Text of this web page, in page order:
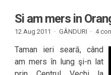
Si am mers in
12 Aug 2011 · GÂNDURI · 4
Taman ieri seară, când
am mers în lung şi-n lat